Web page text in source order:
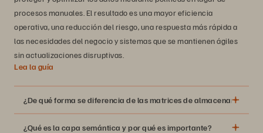
procesos manuales. El resultado es una mayor eficiencia
operativa, una reducción del riesgo, una respuesta más rápida a
las necesidades del negocio y sistemas que se mantienen ágiles
sin actualizaciones disruptivas.
Lea la guía
¿De qué forma se diferencia de las matrices de almacenamiento?
¿Qué es la capa semántica y por qué es importante?